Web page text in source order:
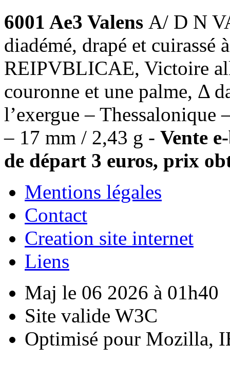
6001 Ae3 Valens A/ D N
diadémé, drapé et
REIPVBLICAE, Victoire
couronne et une palme, Δ
l’exergue –
– 17 mm / 2,43 g - Vente
de départ 3 euros, prix
Mentions légales
Contact
Creation site internet
Liens
Maj le 06 2026 à 01h40
Site valide W3C
Optimisé pour Mozilla,